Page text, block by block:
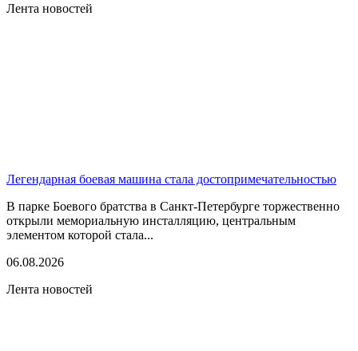
Лента новостей
Легендарная боевая машина стала достопримечательностью
В парке Боевого братства в Санкт-Петербурге торжественно
открыли мемориальную инсталляцию, центральным
элементом которой стала...
06.08.2026
Лента новостей